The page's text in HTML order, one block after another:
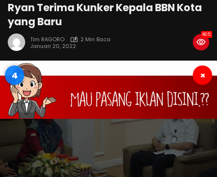
Ryan Terima Kunker Kepala BBN Kota
yang Baru
Tim RAGORO
2 Min Baca
Januari 20, 2022
805
3 ×